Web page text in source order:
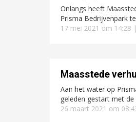
Onlangs heeft
Prisma Bedrijvenpark
17 mei 2021 om 14:28 |
Maasstede
Aan het water op
geleden gestart met
26 maart 2021 om